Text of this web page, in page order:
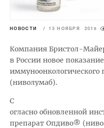
НОВОСТИ / 13 НОЯБРЯ 2019
Компания Бристол-
в России новое
(ниволумаб).
C
огласно обновленной
препарат Опдиво®